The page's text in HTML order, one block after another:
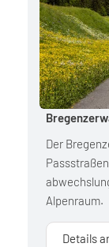
Der
Alpenraum.
Details